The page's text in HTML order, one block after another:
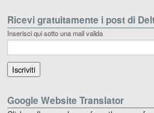
Ricevi gratuitamente i post di
Inserisci qui sotto una mail valida
Google Website Translator